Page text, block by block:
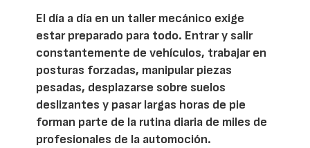
El día a día en un taller mecánico exige
estar preparado para todo. Entrar y salir
constantemente de vehículos, trabajar en
posturas forzadas, manipular piezas
pesadas, desplazarse sobre suelos
deslizantes y pasar largas horas de pie
forman parte de la rutina diaria de miles de
profesionales de la automoción.